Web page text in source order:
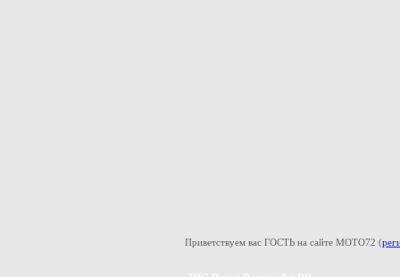
Приветствуем вас ГОСТЬ на сайте МОТО72 (